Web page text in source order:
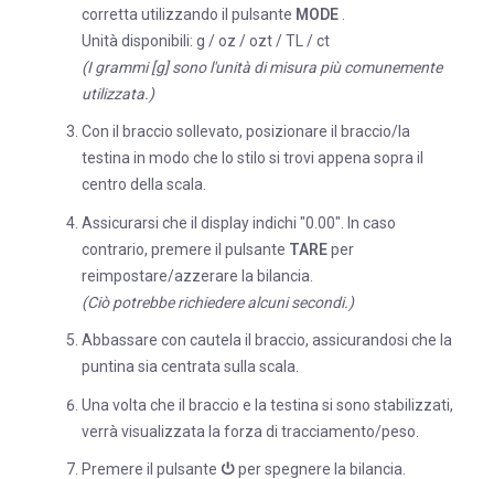
corretta utilizzando il pulsante MODE
Unità disponibili: g / oz / ozt / TL / ct
(I grammi [g] sono l'unità di misura più comunemente
utilizzata.)
Con il braccio sollevato, posizionare il braccio/la
testina in modo che lo stilo si trovi appena sopra il
centro della scala.
Assicurarsi che il display indichi "0.00". In caso
contrario, premere il pulsante TAREper
reimpostare/azzerare la bilancia.
(Ciò potrebbe richiedere alcuni secondi.)
Abbassare con cautela il braccio, assicurandosi che la
puntina sia centrata sulla scala.
Una volta che il braccio e la testina si sono stabilizzati,
verrà visualizzata la forza di tracciamento/peso.
Premere il pulsante ⏻per spegnere la bilancia.